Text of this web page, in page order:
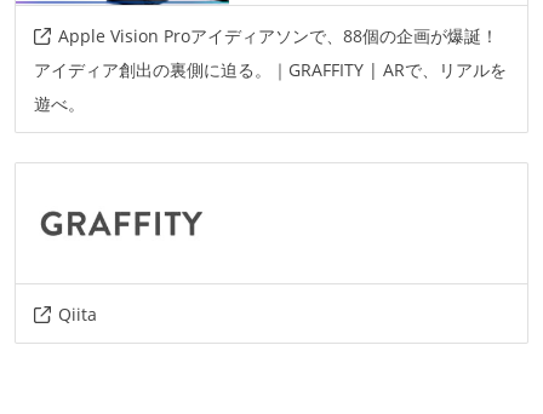
Apple Vision Proアイディアソンで、88個の企画が爆誕！
アイディア創出の裏側に迫る。｜GRAFFITY | ARで、リアルを
遊べ。
Qiita